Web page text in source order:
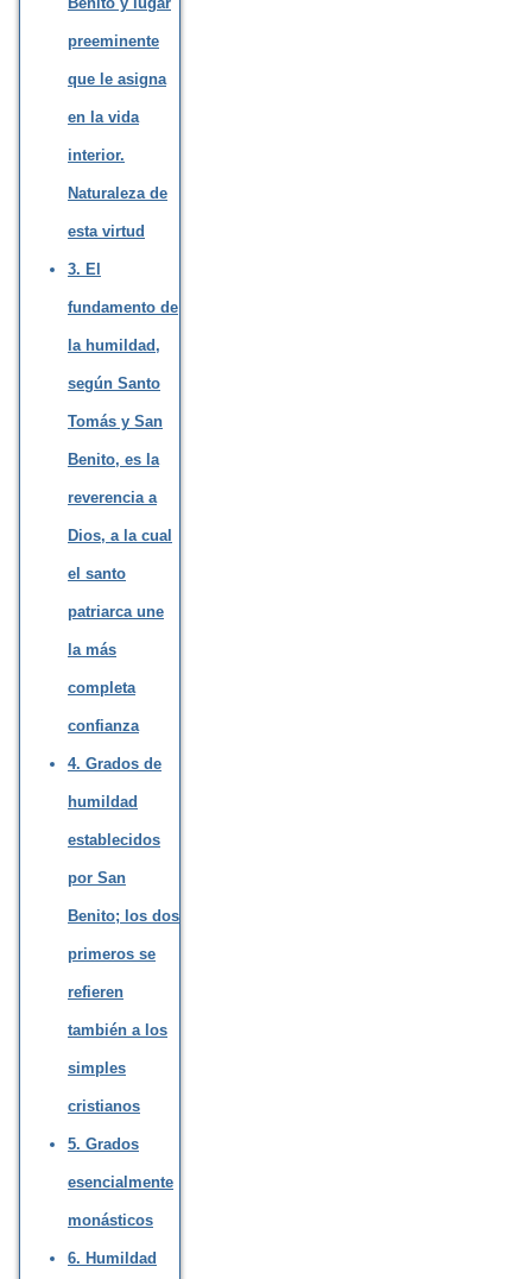
preeminente
que le asigna
en la vida
interior.
Naturaleza de
esta virtud
3. El
fundamento de
la humildad,
según Santo
Tomás y San
Benito, es la
reverencia a
Dios, a la cual
el santo
patriarca une
la más
completa
confianza
4. Grados de
humildad
establecidos
por San
Benito; los dos
primeros se
refieren
también a los
simples
cristianos
5. Grados
esencialmente
monásticos
6. Humildad